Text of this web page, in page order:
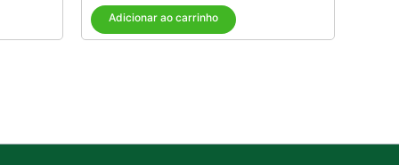
Adicionar ao carrinho